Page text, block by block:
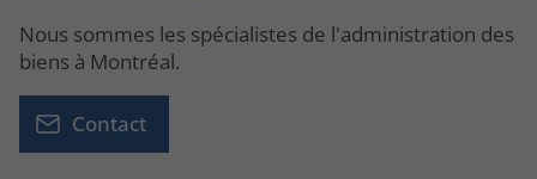
Nous sommes les spécialistes de l'administration des
biens à Montréal.
Contact